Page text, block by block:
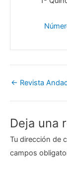
← Revista
Deja una
Tu dirección de
campos